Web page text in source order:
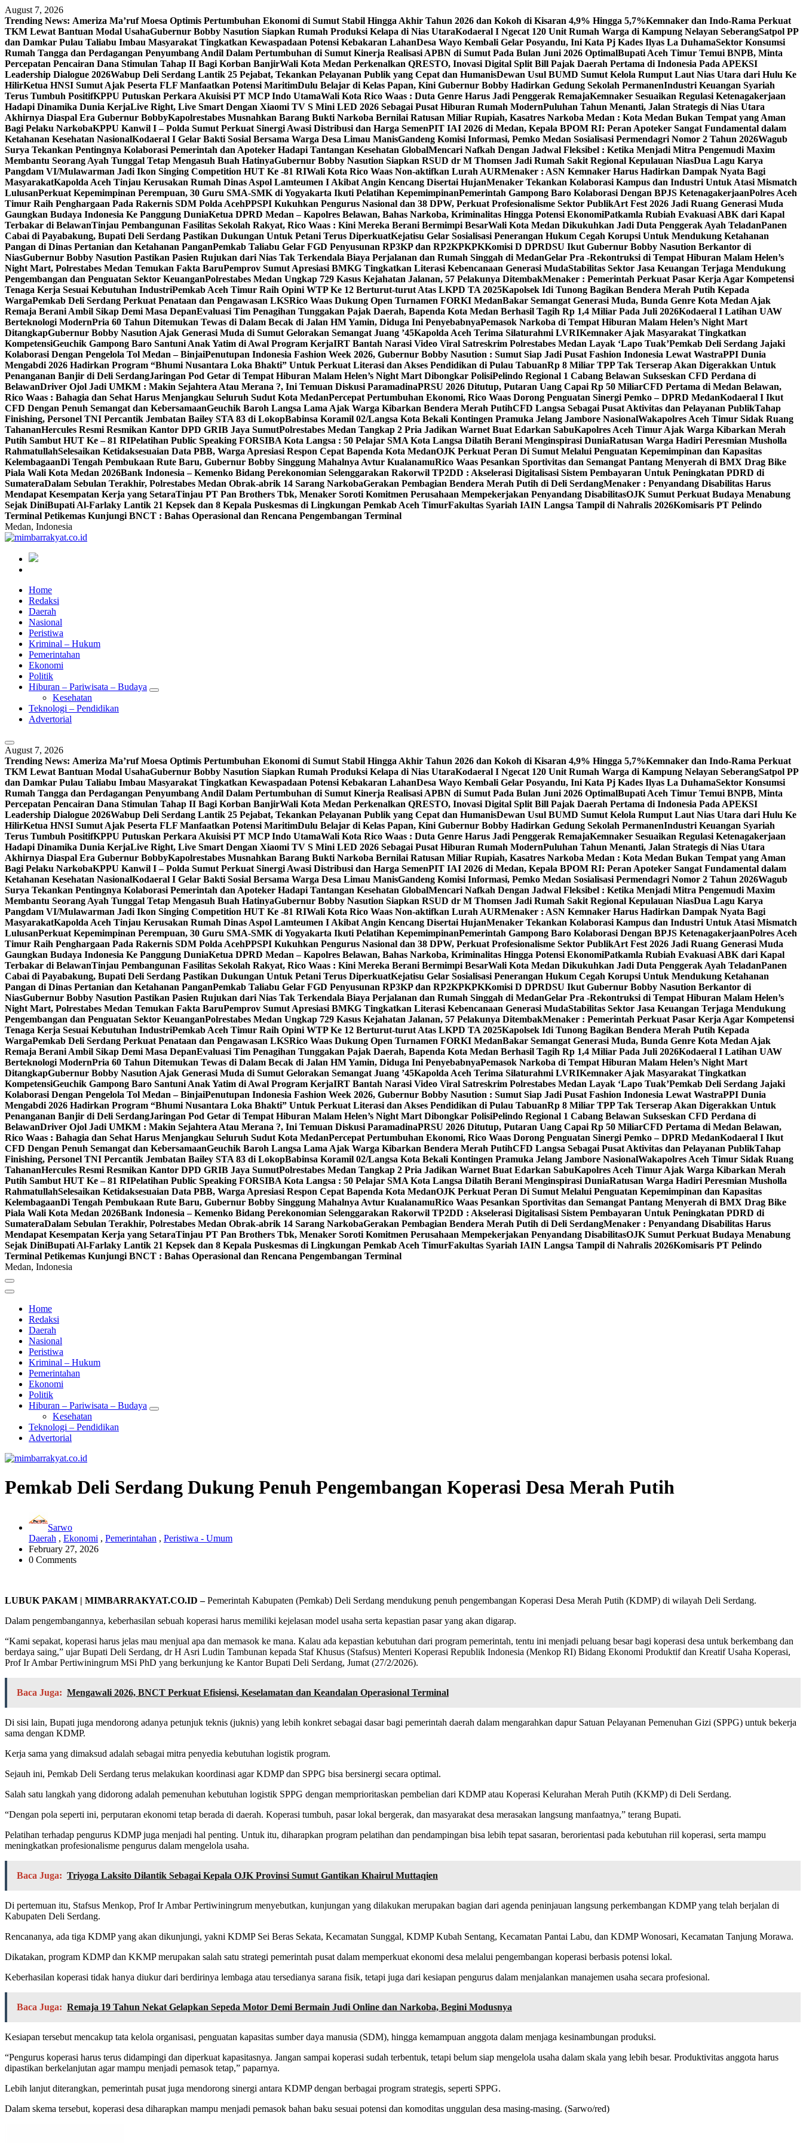
Skip
to
content
August 7, 2026
Trending News: Ameriza Ma’ruf Moesa‎ Optimis Pertumbuhan Ekonomi di Sumut Stabil Hingga Akhir Tahun 2026 dan Kokoh di Kisaran 4,9% Hingga 5,7%Kemnaker dan Indo-Rama Perkuat
TKM Lewat Bantuan Modal UsahaGubernur Bobby Nasution Siapkan Rumah Produksi Kelapa di Nias UtaraKodaeral I Ngecat 120 Unit Rumah Warga di Kampung Nelayan SeberangSatpol PP
dan Damkar Pulau Taliabu Imbau Masyarakat Tingkatkan Kewaspadaan Potensi Kebakaran LahanDesa Wayo Kembali Gelar Posyandu, Ini Kata Pj Kades Ilyas La DuhamaSektor Konsumsi
Rumah Tangga dan Perdagangan Penyumbang Andil Dalam Pertumbuhan di Sumut ‎ Kinerja Realisasi APBN di Sumut Pada Bulan Juni 2026 Optimal‎‎Bupati Aceh Timur Temui BNPB, Minta
Percepatan Pencairan Dana Stimulan Tahap II Bagi Korban BanjirWali Kota Medan Perkenalkan QRESTO, Inovasi Digital Split Bill Pajak Daerah Pertama di Indonesia Pada APEKSI
Leadership Dialogue 2026Wabup Deli Serdang Lantik 25 Pejabat, Tekankan Pelayanan Publik yang Cepat dan HumanisDewan Usul BUMD Sumut Kelola Rumput Laut Nias Utara dari Hulu Ke
HilirKetua HNSI Sumut Ajak Peserta FLF Manfaatkan Potensi MaritimDulu Belajar di Kelas Papan, Kini Gubernur Bobby Hadirkan Gedung Sekolah PermanenIndustri Keuangan Syariah
Terus Tumbuh PositifKPPU Putuskan Perkara Akuisisi PT MCP Indo UtamaWali Kota Rico Waas : Duta Genre Harus Jadi Penggerak RemajaKemnaker Sesuaikan Regulasi Ketenagakerjaan
Hadapi Dinamika Dunia KerjaLive Right, Live Smart Dengan Xiaomi TV S Mini LED 2026 Sebagai Pusat Hiburan Rumah ModernPuluhan Tahun Menanti, Jalan Strategis di Nias Utara
Akhirnya Diaspal Era Gubernur BobbyKapolrestabes Musnahkan Barang Bukti Narkoba Bernilai Ratusan Miliar Rupiah, Kasatres Narkoba Medan : Kota Medan Bukan Tempat yang Aman
Bagi Pelaku NarkobaKPPU Kanwil I – Polda Sumut Perkuat Sinergi Awasi Distribusi dan Harga SemenPIT IAI 2026 di Medan, Kepala BPOM RI: Peran Apoteker Sangat Fundamental dalam
Ketahanan Kesehatan NasionalKodaeral I Gelar Bakti Sosial Bersama Warga Desa Limau ManisGandeng Komisi Informasi, Pemko Medan Sosialisasi Permendagri Nomor 2 Tahun 2026Wagub
Surya Tekankan Pentingnya Kolaborasi Pemerintah dan Apoteker Hadapi Tantangan Kesehatan GlobalMencari Nafkah Dengan Jadwal Fleksibel : Ketika Menjadi Mitra Pengemudi Maxim
Membantu Seorang Ayah Tunggal Tetap Mengasuh Buah HatinyaGubernur Bobby Nasution Siapkan RSUD dr M Thomsen Jadi Rumah Sakit Regional Kepulauan NiasDua Lagu Karya
Pangdam VI/Mulawarman Jadi Ikon Singing Competition HUT Ke -81 RIWali Kota Rico Waas Non-aktifkan Lurah AURMenaker : ASN Kemnaker Harus Hadirkan Dampak Nyata Bagi
MasyarakatKapolda Aceh Tinjau Kerusakan Rumah Dinas Aspol Lamteumen I Akibat Angin Kencang Disertai HujanMenaker Tekankan Kolaborasi Kampus dan Industri Untuk Atasi Mismatch
LulusanPerkuat Kepemimpinan Perempuan, 30 Guru SMA-SMK di Yogyakarta Ikuti Pelatihan KepemimpinanPemerintah Gampong Baro Kolaborasi Dengan BPJS KetenagakerjaanPolres Aceh
Timur Raih Penghargaan Pada Rakernis SDM Polda AcehPPSPI Kukuhkan Pengurus Nasional dan 38 DPW, Perkuat Profesionalisme Sektor PublikArt Fest 2026 Jadi Ruang Generasi Muda
Gaungkan Budaya Indonesia Ke Panggung DuniaKetua DPRD Medan – Kapolres Belawan, Bahas Narkoba, Kriminalitas Hingga Potensi EkonomiPatkamla Rubiah Evakuasi ABK dari Kapal
Terbakar di BelawanTinjau Pembangunan Fasilitas Sekolah Rakyat, Rico Waas : Kini Mereka Berani Bermimpi BesarWali Kota Medan Dikukuhkan Jadi Duta Penggerak Ayah TeladanPanen
Cabai di Payabakung, Bupati Deli Serdang Pastikan Dukungan Untuk Petani Terus DiperkuatKejatisu Gelar Sosialisasi Penerangan Hukum Cegah Korupsi Untuk Mendukung Ketahanan
Pangan di Dinas Pertanian dan Ketahanan PanganPemkab Taliabu Gelar FGD Penyusunan RP3KP dan RP2KPKPKKomisi D DPRDSU Ikut Gubernur Bobby Nasution Berkantor di
NiasGubernur Bobby Nasution Pastikan Pasien Rujukan dari Nias Tak Terkendala Biaya Perjalanan dan Rumah Singgah di MedanGelar Pra -Rekontruksi di Tempat Hiburan Malam Helen’s
Night Mart, Polrestabes Medan Temukan Fakta BaruPemprov Sumut Apresiasi BMKG Tingkatkan Literasi Kebencanaan Generasi MudaStabilitas Sektor Jasa Keuangan Terjaga Mendukung
Pengembangan dan Penguatan Sektor KeuanganPolrestabes Medan Ungkap 729 Kasus Kejahatan Jalanan, 57 Pelakunya DitembakMenaker : Pemerintah Perkuat Pasar Kerja Agar Kompetensi
Tenaga Kerja Sesuai Kebutuhan IndustriPemkab Aceh Timur Raih Opini WTP Ke 12 Berturut-turut Atas LKPD TA 2025Kapolsek Idi Tunong Bagikan Bendera Merah Putih Kepada
WargaPemkab Deli Serdang Perkuat Penataan dan Pengawasan LKSRico Waas Dukung Open Turnamen FORKI MedanBakar Semangat Generasi Muda, Bunda Genre Kota Medan Ajak
Remaja Berani Ambil Sikap Demi Masa DepanEvaluasi Tim Penagihan Tunggakan Pajak Daerah, Bapenda Kota Medan Berhasil Tagih Rp 1,4 Miliar Pada Juli 2026Kodaeral I Latihan UAW
Berteknologi ModernPria 60 Tahun Ditemukan Tewas di Dalam Becak di Jalan HM Yamin, Diduga Ini PenyebabnyaPemasok Narkoba di Tempat Hiburan Malam Helen’s Night Mart
DitangkapGubernur Bobby Nasution Ajak Generasi Muda di Sumut Gelorakan Semangat Juang ’45Kapolda Aceh Terima Silaturahmi LVRIKemnaker Ajak Masyarakat Tingkatkan
KompetensiGeuchik Gampong Baro Santuni Anak Yatim di Awal Program KerjaIRT Bantah Narasi Video Viral Satreskrim Polrestabes Medan Layak ‘Lapo Tuak’Pemkab Deli Serdang Jajaki
Kolaborasi Dengan Pengelola Tol Medan – BinjaiPenutupan Indonesia Fashion Week 2026, Gubernur Bobby Nasution : Sumut Siap Jadi Pusat Fashion Indonesia Lewat WastraPPI Dunia
Mengabdi 2026 Hadirkan Program “Bhumi Nusantara Loka Bhakti” Untuk Perkuat Literasi dan Akses Pendidikan di Pulau TabuanRp 8 Miliar TPP Tak Terserap Akan Digerakkan Untuk
Penanganan Banjir di Deli SerdangJaringan Pod Getar di Tempat Hiburan Malam Helen’s Night Mart Dibongkar PolisiPelindo Regional 1 Cabang Belawan Sukseskan CFD Perdana di
BelawanDriver Ojol Jadi UMKM : Makin Sejahtera Atau Merana ?, Ini Temuan Diskusi ParamadinaPRSU 2026 Ditutup, Putaran Uang Capai Rp 50 MiliarCFD Pertama di Medan Belawan,
Rico Waas : Bahagia dan Sehat Harus Menjangkau Seluruh Sudut Kota MedanPercepat Pertumbuhan Ekonomi, Rico Waas Dorong Penguatan Sinergi Pemko – DPRD MedanKodaeral I Ikut
CFD Dengan Penuh Semangat dan KebersamaanGeuchik Baroh Langsa Lama Ajak Warga Kibarkan Bendera Merah PutihCFD Langsa Sebagai Pusat Aktivitas dan Pelayanan PublikTahap
Finishing, Personel TNI Percantik Jembatan Bailey STA 83 di LokopBabinsa Koramil 02/Langsa Kota Bekali Kontingen Pramuka Jelang Jambore NasionalWakapolres Aceh Timur Sidak Ruang
TahananHercules Resmi Resmikan Kantor DPD GRIB Jaya SumutPolrestabes Medan Tangkap 2 Pria Jadikan Warnet Buat Edarkan SabuKapolres Aceh Timur Ajak Warga Kibarkan Merah
Putih Sambut HUT Ke – 81 RIPelatihan Public Speaking FORSIBA Kota Langsa : 50 Pelajar SMA Kota Langsa Dilatih Berani Menginspirasi DuniaRatusan Warga Hadiri Peresmian Musholla
RahmatullahSelesaikan Ketidaksesuaian Data PBB, Warga Apresiasi Respon Cepat Bapenda Kota MedanOJK Perkuat Peran Di Sumut Melalui Penguatan Kepemimpinan dan Kapasitas
KelembagaanDi Tengah Pembukaan Rute Baru, Gubernur Bobby Singgung Mahalnya Avtur KualanamuRico Waas Pesankan Sportivitas dan Semangat Pantang Menyerah di BMX Drag Bike
Piala Wali Kota Medan 2026Bank Indonesia – Kemenko Bidang Perekonomian Selenggarakan Rakorwil TP2DD : Akselerasi Digitalisasi Sistem Pembayaran Untuk Peningkatan PDRD di
SumateraDalam Sebulan Terakhir, Polrestabes Medan Obrak-abrik 14 Sarang NarkobaGerakan Pembagian Bendera Merah Putih di Deli SerdangMenaker : Penyandang Disabilitas Harus
Mendapat Kesempatan Kerja yang SetaraTinjau PT Pan Brothers Tbk, Menaker Soroti Komitmen Perusahaan Mempekerjakan Penyandang DisabilitasOJK Sumut Perkuat Budaya Menabung
Sejak DiniBupati Al-Farlaky Lantik 21 Kepsek dan 8 Kepala Puskesmas di Lingkungan Pemkab Aceh TimurFakultas Syariah IAIN Langsa Tampil di Nahralis 2026Komisaris PT Pelindo
Terminal Petikemas Kunjungi BNCT : Bahas Operasional dan Rencana Pengembangan Terminal
Medan, Indonesia
Home
Redaksi
Daerah
Nasional
Peristiwa
Kriminal – Hukum
Pemerintahan
Ekonomi
Politik
Hiburan – Pariwisata – Budaya
Kesehatan
Teknologi – Pendidikan
Advertorial
August 7, 2026
Trending News: Ameriza Ma’ruf Moesa‎ Optimis Pertumbuhan Ekonomi di Sumut Stabil Hingga Akhir Tahun 2026 dan Kokoh di Kisaran 4,9% Hingga 5,7%Kemnaker dan Indo-Rama Perkuat
TKM Lewat Bantuan Modal UsahaGubernur Bobby Nasution Siapkan Rumah Produksi Kelapa di Nias UtaraKodaeral I Ngecat 120 Unit Rumah Warga di Kampung Nelayan SeberangSatpol PP
dan Damkar Pulau Taliabu Imbau Masyarakat Tingkatkan Kewaspadaan Potensi Kebakaran LahanDesa Wayo Kembali Gelar Posyandu, Ini Kata Pj Kades Ilyas La DuhamaSektor Konsumsi
Rumah Tangga dan Perdagangan Penyumbang Andil Dalam Pertumbuhan di Sumut ‎ Kinerja Realisasi APBN di Sumut Pada Bulan Juni 2026 Optimal‎‎Bupati Aceh Timur Temui BNPB, Minta
Percepatan Pencairan Dana Stimulan Tahap II Bagi Korban BanjirWali Kota Medan Perkenalkan QRESTO, Inovasi Digital Split Bill Pajak Daerah Pertama di Indonesia Pada APEKSI
Leadership Dialogue 2026Wabup Deli Serdang Lantik 25 Pejabat, Tekankan Pelayanan Publik yang Cepat dan HumanisDewan Usul BUMD Sumut Kelola Rumput Laut Nias Utara dari Hulu Ke
HilirKetua HNSI Sumut Ajak Peserta FLF Manfaatkan Potensi MaritimDulu Belajar di Kelas Papan, Kini Gubernur Bobby Hadirkan Gedung Sekolah PermanenIndustri Keuangan Syariah
Terus Tumbuh PositifKPPU Putuskan Perkara Akuisisi PT MCP Indo UtamaWali Kota Rico Waas : Duta Genre Harus Jadi Penggerak RemajaKemnaker Sesuaikan Regulasi Ketenagakerjaan
Hadapi Dinamika Dunia KerjaLive Right, Live Smart Dengan Xiaomi TV S Mini LED 2026 Sebagai Pusat Hiburan Rumah ModernPuluhan Tahun Menanti, Jalan Strategis di Nias Utara
Akhirnya Diaspal Era Gubernur BobbyKapolrestabes Musnahkan Barang Bukti Narkoba Bernilai Ratusan Miliar Rupiah, Kasatres Narkoba Medan : Kota Medan Bukan Tempat yang Aman
Bagi Pelaku NarkobaKPPU Kanwil I – Polda Sumut Perkuat Sinergi Awasi Distribusi dan Harga SemenPIT IAI 2026 di Medan, Kepala BPOM RI: Peran Apoteker Sangat Fundamental dalam
Ketahanan Kesehatan NasionalKodaeral I Gelar Bakti Sosial Bersama Warga Desa Limau ManisGandeng Komisi Informasi, Pemko Medan Sosialisasi Permendagri Nomor 2 Tahun 2026Wagub
Surya Tekankan Pentingnya Kolaborasi Pemerintah dan Apoteker Hadapi Tantangan Kesehatan GlobalMencari Nafkah Dengan Jadwal Fleksibel : Ketika Menjadi Mitra Pengemudi Maxim
Membantu Seorang Ayah Tunggal Tetap Mengasuh Buah HatinyaGubernur Bobby Nasution Siapkan RSUD dr M Thomsen Jadi Rumah Sakit Regional Kepulauan NiasDua Lagu Karya
Pangdam VI/Mulawarman Jadi Ikon Singing Competition HUT Ke -81 RIWali Kota Rico Waas Non-aktifkan Lurah AURMenaker : ASN Kemnaker Harus Hadirkan Dampak Nyata Bagi
MasyarakatKapolda Aceh Tinjau Kerusakan Rumah Dinas Aspol Lamteumen I Akibat Angin Kencang Disertai HujanMenaker Tekankan Kolaborasi Kampus dan Industri Untuk Atasi Mismatch
LulusanPerkuat Kepemimpinan Perempuan, 30 Guru SMA-SMK di Yogyakarta Ikuti Pelatihan KepemimpinanPemerintah Gampong Baro Kolaborasi Dengan BPJS KetenagakerjaanPolres Aceh
Timur Raih Penghargaan Pada Rakernis SDM Polda AcehPPSPI Kukuhkan Pengurus Nasional dan 38 DPW, Perkuat Profesionalisme Sektor PublikArt Fest 2026 Jadi Ruang Generasi Muda
Gaungkan Budaya Indonesia Ke Panggung DuniaKetua DPRD Medan – Kapolres Belawan, Bahas Narkoba, Kriminalitas Hingga Potensi EkonomiPatkamla Rubiah Evakuasi ABK dari Kapal
Terbakar di BelawanTinjau Pembangunan Fasilitas Sekolah Rakyat, Rico Waas : Kini Mereka Berani Bermimpi BesarWali Kota Medan Dikukuhkan Jadi Duta Penggerak Ayah TeladanPanen
Cabai di Payabakung, Bupati Deli Serdang Pastikan Dukungan Untuk Petani Terus DiperkuatKejatisu Gelar Sosialisasi Penerangan Hukum Cegah Korupsi Untuk Mendukung Ketahanan
Pangan di Dinas Pertanian dan Ketahanan PanganPemkab Taliabu Gelar FGD Penyusunan RP3KP dan RP2KPKPKKomisi D DPRDSU Ikut Gubernur Bobby Nasution Berkantor di
NiasGubernur Bobby Nasution Pastikan Pasien Rujukan dari Nias Tak Terkendala Biaya Perjalanan dan Rumah Singgah di MedanGelar Pra -Rekontruksi di Tempat Hiburan Malam Helen’s
Night Mart, Polrestabes Medan Temukan Fakta BaruPemprov Sumut Apresiasi BMKG Tingkatkan Literasi Kebencanaan Generasi MudaStabilitas Sektor Jasa Keuangan Terjaga Mendukung
Pengembangan dan Penguatan Sektor KeuanganPolrestabes Medan Ungkap 729 Kasus Kejahatan Jalanan, 57 Pelakunya DitembakMenaker : Pemerintah Perkuat Pasar Kerja Agar Kompetensi
Tenaga Kerja Sesuai Kebutuhan IndustriPemkab Aceh Timur Raih Opini WTP Ke 12 Berturut-turut Atas LKPD TA 2025Kapolsek Idi Tunong Bagikan Bendera Merah Putih Kepada
WargaPemkab Deli Serdang Perkuat Penataan dan Pengawasan LKSRico Waas Dukung Open Turnamen FORKI MedanBakar Semangat Generasi Muda, Bunda Genre Kota Medan Ajak
Remaja Berani Ambil Sikap Demi Masa DepanEvaluasi Tim Penagihan Tunggakan Pajak Daerah, Bapenda Kota Medan Berhasil Tagih Rp 1,4 Miliar Pada Juli 2026Kodaeral I Latihan UAW
Berteknologi ModernPria 60 Tahun Ditemukan Tewas di Dalam Becak di Jalan HM Yamin, Diduga Ini PenyebabnyaPemasok Narkoba di Tempat Hiburan Malam Helen’s Night Mart
DitangkapGubernur Bobby Nasution Ajak Generasi Muda di Sumut Gelorakan Semangat Juang ’45Kapolda Aceh Terima Silaturahmi LVRIKemnaker Ajak Masyarakat Tingkatkan
KompetensiGeuchik Gampong Baro Santuni Anak Yatim di Awal Program KerjaIRT Bantah Narasi Video Viral Satreskrim Polrestabes Medan Layak ‘Lapo Tuak’Pemkab Deli Serdang Jajaki
Kolaborasi Dengan Pengelola Tol Medan – BinjaiPenutupan Indonesia Fashion Week 2026, Gubernur Bobby Nasution : Sumut Siap Jadi Pusat Fashion Indonesia Lewat WastraPPI Dunia
Mengabdi 2026 Hadirkan Program “Bhumi Nusantara Loka Bhakti” Untuk Perkuat Literasi dan Akses Pendidikan di Pulau TabuanRp 8 Miliar TPP Tak Terserap Akan Digerakkan Untuk
Penanganan Banjir di Deli SerdangJaringan Pod Getar di Tempat Hiburan Malam Helen’s Night Mart Dibongkar PolisiPelindo Regional 1 Cabang Belawan Sukseskan CFD Perdana di
BelawanDriver Ojol Jadi UMKM : Makin Sejahtera Atau Merana ?, Ini Temuan Diskusi ParamadinaPRSU 2026 Ditutup, Putaran Uang Capai Rp 50 MiliarCFD Pertama di Medan Belawan,
Rico Waas : Bahagia dan Sehat Harus Menjangkau Seluruh Sudut Kota MedanPercepat Pertumbuhan Ekonomi, Rico Waas Dorong Penguatan Sinergi Pemko – DPRD MedanKodaeral I Ikut
CFD Dengan Penuh Semangat dan KebersamaanGeuchik Baroh Langsa Lama Ajak Warga Kibarkan Bendera Merah PutihCFD Langsa Sebagai Pusat Aktivitas dan Pelayanan PublikTahap
Finishing, Personel TNI Percantik Jembatan Bailey STA 83 di LokopBabinsa Koramil 02/Langsa Kota Bekali Kontingen Pramuka Jelang Jambore NasionalWakapolres Aceh Timur Sidak Ruang
TahananHercules Resmi Resmikan Kantor DPD GRIB Jaya SumutPolrestabes Medan Tangkap 2 Pria Jadikan Warnet Buat Edarkan SabuKapolres Aceh Timur Ajak Warga Kibarkan Merah
Putih Sambut HUT Ke – 81 RIPelatihan Public Speaking FORSIBA Kota Langsa : 50 Pelajar SMA Kota Langsa Dilatih Berani Menginspirasi DuniaRatusan Warga Hadiri Peresmian Musholla
RahmatullahSelesaikan Ketidaksesuaian Data PBB, Warga Apresiasi Respon Cepat Bapenda Kota MedanOJK Perkuat Peran Di Sumut Melalui Penguatan Kepemimpinan dan Kapasitas
KelembagaanDi Tengah Pembukaan Rute Baru, Gubernur Bobby Singgung Mahalnya Avtur KualanamuRico Waas Pesankan Sportivitas dan Semangat Pantang Menyerah di BMX Drag Bike
Piala Wali Kota Medan 2026Bank Indonesia – Kemenko Bidang Perekonomian Selenggarakan Rakorwil TP2DD : Akselerasi Digitalisasi Sistem Pembayaran Untuk Peningkatan PDRD di
SumateraDalam Sebulan Terakhir, Polrestabes Medan Obrak-abrik 14 Sarang NarkobaGerakan Pembagian Bendera Merah Putih di Deli SerdangMenaker : Penyandang Disabilitas Harus
Mendapat Kesempatan Kerja yang SetaraTinjau PT Pan Brothers Tbk, Menaker Soroti Komitmen Perusahaan Mempekerjakan Penyandang DisabilitasOJK Sumut Perkuat Budaya Menabung
Sejak DiniBupati Al-Farlaky Lantik 21 Kepsek dan 8 Kepala Puskesmas di Lingkungan Pemkab Aceh TimurFakultas Syariah IAIN Langsa Tampil di Nahralis 2026Komisaris PT Pelindo
Terminal Petikemas Kunjungi BNCT : Bahas Operasional dan Rencana Pengembangan Terminal
Medan, Indonesia
Home
Redaksi
Daerah
Nasional
Peristiwa
Kriminal – Hukum
Pemerintahan
Ekonomi
Politik
Hiburan – Pariwisata – Budaya
Kesehatan
Teknologi – Pendidikan
Advertorial
Pemkab Deli Serdang Dukung Penuh Pengembangan Koperasi Desa Merah Putih
Sarwo
Daerah , Ekonomi , Pemerintahan , Peristiwa - Umum
February 27, 2026
0 Comments
LUBUK PAKAM | MIMBARRAKYAT.CO.ID –Pemerintah Kabupaten (Pemkab) Deli Serdang mendukung penuh pengembangan Koperasi Desa Merah Putih (KDMP) di wilayah Deli Serdang.
Dalam pengembangannya, keberhasilan sebuah koperasi harus memiliki kejelasan model usaha serta kepastian pasar yang akan digarap.
“Kami sepakat, koperasi harus jelas mau menjual apa dan memasok ke mana. Kalau ada kepastian kebutuhan dari program pemerintah, tentu ini menjadi peluang besar bagi koperasi desa untuk berkembang dan
berdaya saing,” ujar Bupati Deli Serdang, dr H Asri Ludin Tambunan kepada Staf Khusus (Stafsus) Menteri Koperasi Republik Indonesia (Menkop RI) Bidang Ekonomi Produktif dan Kreatif Usaha Koperasi,
Prof Ir Ambar Pertiwiningrum MSi PhD yang berkunjung ke Kantor Bupati Deli Serdang, Jumat (27/2/2026).
Baca Juga: Mengawali 2026, BNCT Perkuat Efisiensi, Keselamatan dan Keandalan Operasional Terminal
Di sisi lain, Bupati juga mendorong adanya petunjuk teknis (juknis) yang lebih konkret sebagai dasar bagi pemerintah daerah dalam mengarahkan dapur Satuan Pelayanan Pemenuhan Gizi (SPPG) untuk bekerja
sama dengan KDMP.
Kerja sama yang dimaksud adalah sebagai mitra penyedia kebutuhan logistik program.
Sejauh ini, Pemkab Deli Serdang terus melakukan koordinasi agar KDMP dan SPPG bisa bersinergi secara optimal.
Salah satu langkah yang didorong adalah pemenuhan kebutuhan logistik SPPG dengan memprioritaskan pembelian dari KDMP atau Koperasi Kelurahan Merah Putih (KKMP) di Deli Serdang.
“Dengan pola seperti ini, perputaran ekonomi tetap berada di daerah. Koperasi tumbuh, pasar lokal bergerak, dan masyarakat desa merasakan langsung manfaatnya,” terang Bupati.
Pelatihan terhadap pengurus KDMP juga menjadi hal penting. Untuk itu, diharapkan program pelatihan dan pendampingan bisa lebih tepat sasaran, berorientasi pada kebutuhan riil koperasi, serta mampu
meningkatkan profesionalisme pengurus dalam mengelola usaha.
Baca Juga: Triyoga Laksito Dilantik Sebagai Kepala OJK Provinsi Sumut Gantikan Khairul Muttaqien
Di pertemuan itu, Stafsus Menkop, Prof Ir Ambar Pertiwiningrum menyebutkan, kunjungan yang dilakukan merupakan bagian dari agenda peninjauan langsung perkembangan KDMP yang telah berjalan di
Kabupaten Deli Serdang.
Rencananya, ada tiga KDMP yang akan dikunjungi, yakni KDMP Sei Beras Sekata, Kecamatan Sunggal, KDMP Kubah Sentang, Kecamatan Pantai Labu, dan KDMP Wonosari, Kecamatan Tanjung Morawa.
Dikatakan, program KDMP dan KKMP merupakan salah satu strategi pemerintah pusat dalam memperkuat ekonomi desa melalui pengembangan koperasi berbasis potensi lokal.
Keberhasilan koperasi tidak hanya diukur dari berdirinya lembaga atau tersedianya sarana fisik, tetapi juga dari kesiapan pengurus dalam menjalankan manajemen usaha secara profesional.
Baca Juga: Remaja 19 Tahun Nekat Gelapkan Sepeda Motor Demi Bermain Judi Online dan Narkoba, Begini Modusnya
Kesiapan tersebut mencakup tata kelola organisasi, penguatan kapasitas sumber daya manusia (SDM), hingga kemampuan anggota dalam menjaga kesinambungan produksi.
“Pengurus koperasi harus terus didampingi dan diperkuat kapasitasnya. Jangan sampai koperasi sudah terbentuk, tetapi belum siap mengelola usaha dalam skala yang lebih besar. Produktivitas anggota harus
dipastikan berkelanjutan agar mampu menjadi pemasok tetap,” paparnya.
Lebih lanjut diterangkan, pemerintah pusat juga mendorong sinergi antara KDMP dengan berbagai program strategis, seperti SPPG.
Dalam skema tersebut, koperasi desa diharapkan mampu menjadi pemasok bahan baku sesuai potensi dan komoditas unggulan desa masing-masing. (Sarwo/red)